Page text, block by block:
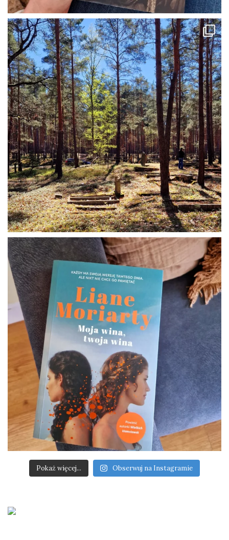
Pokaż więcej... Obserwuj na Instagramie